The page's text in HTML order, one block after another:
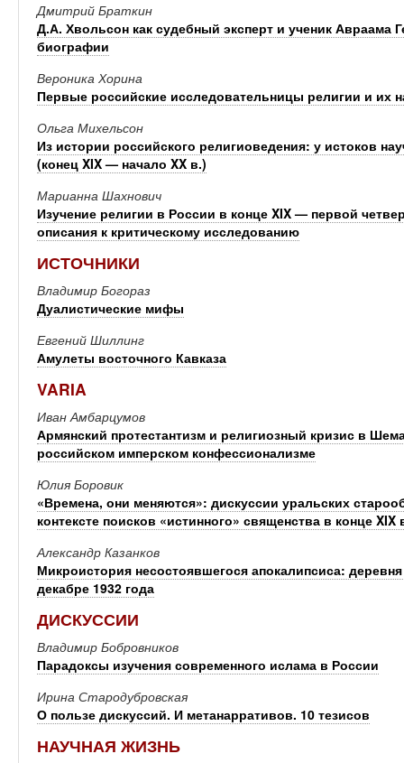
Дмитрий Браткин
Д.А. Хвольсон как судебный эксперт и ученик Авраама
биографии
Вероника Хорина
Первые российские исследовательницы религии и их
Ольга Михельсон
Из истории российского религиоведения: у истоков
(конец XIX — начало XX в.)
Марианна Шахнович
Изучение религии в России в конце XIX — первой
описания к критическому исследованию
ИСТОЧНИКИ
Владимир Богораз
Дуалистические мифы
Евгений Шиллинг
Амулеты восточного Кавказа
VARIA
Иван Амбарцумов
Армянский протестантизм и религиозный кризис в
российском имперском конфессионализме
Юлия Боровик
«Времена, они меняются»: дискуссии уральских
контексте поисков «истинного» священства в конце XIX
Александр Казанков
Микроистория несостоявшегося апокалипсиса:
декабре 1932 года
ДИСКУССИИ
Владимир Бобровников
Парадоксы изучения современного ислама в России
Ирина Стародубровская
О пользе дискуссий. И метанарративов. 10 тезисов
НАУЧНАЯ ЖИЗНЬ